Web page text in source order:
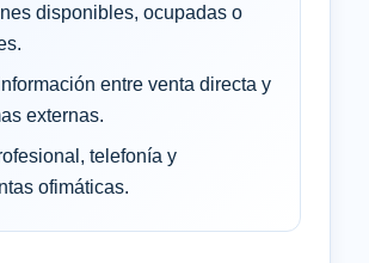
disponibles, ocupadas o
entre venta directa y
externas.
telefonía y
ofimáticas.